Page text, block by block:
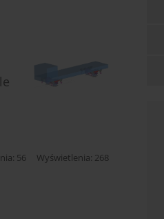
56 Wyświetlenia: 268